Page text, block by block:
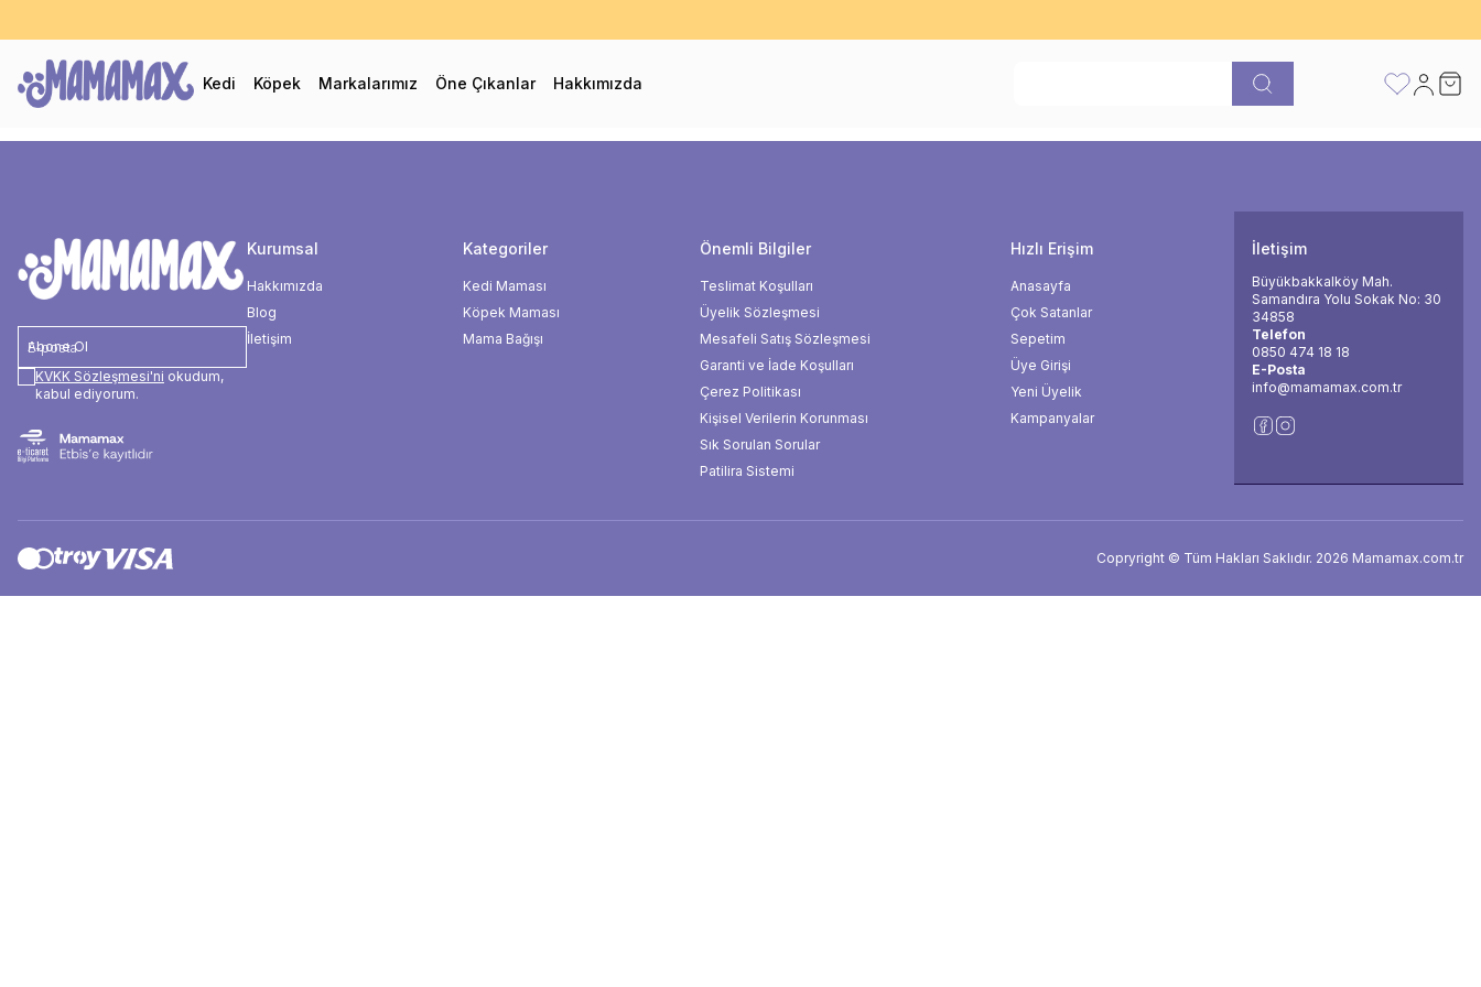
Kedi Köpek Markalarımız Öne Çıkanlar Hakkımızda FAVORİLERİM
Hesabım
Abone Ol
KVKK Sözleşmesi'ni okudum,
kabul ediyorum.
Kurumsal
Hakkımızda
Blog
İletişim
Kategoriler
Kedi Maması
Köpek Maması
Mama Bağışı
Önemli Bilgiler
Teslimat Koşulları
Üyelik Sözleşmesi
Mesafeli Satış Sözleşmesi
Garanti ve İade Koşulları
Çerez Politikası
Kişisel Verilerin Korunması
Sık Sorulan Sorular
Patilira Sistemi
Hızlı Erişim
Anasayfa
Çok Satanlar
Sepetim
Üye Girişi
Yeni Üyelik
Kampanyalar
İletişim
Büyükbakkalköy Mah.
Samandıra Yolu Sokak No: 30
34858
Telefon
0850 474 18 18
E-Posta
info@mamamax.com.tr
Facebook
İnsta
Copryright © Tüm Hakları Saklıdır. 2026 Mamamax.com.tr